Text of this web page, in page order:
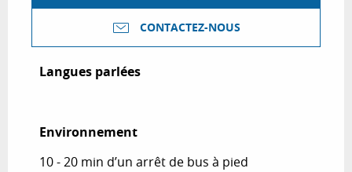
CONTACTEZ-NOUS
Langues parlées
Langues parlées
Environnement
Environnement
10 - 20 min d’un arrêt de bus à pied